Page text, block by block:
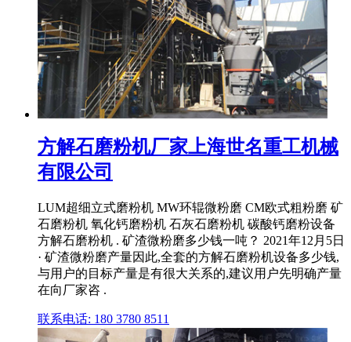
方解石磨粉机厂家上海世名重工机械
有限公司
LUM超细立式磨粉机 MW环辊微粉磨 CM欧式粗粉磨 矿
石磨粉机 氧化钙磨粉机 石灰石磨粉机 碳酸钙磨粉设备
方解石磨粉机 . 矿渣微粉磨多少钱一吨？ 2021年12月5日
· 矿渣微粉磨产量因此,全套的方解石磨粉机设备多少钱,
与用户的目标产量是有很大关系的,建议用户先明确产量
在向厂家咨 .
联系电话: 180 3780 8511